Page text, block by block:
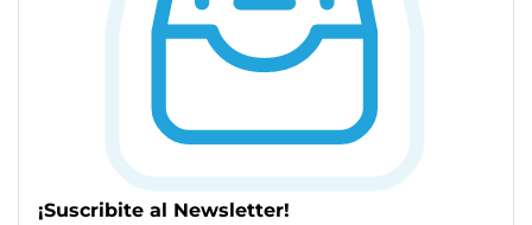
¡Suscribite al Newsletter!